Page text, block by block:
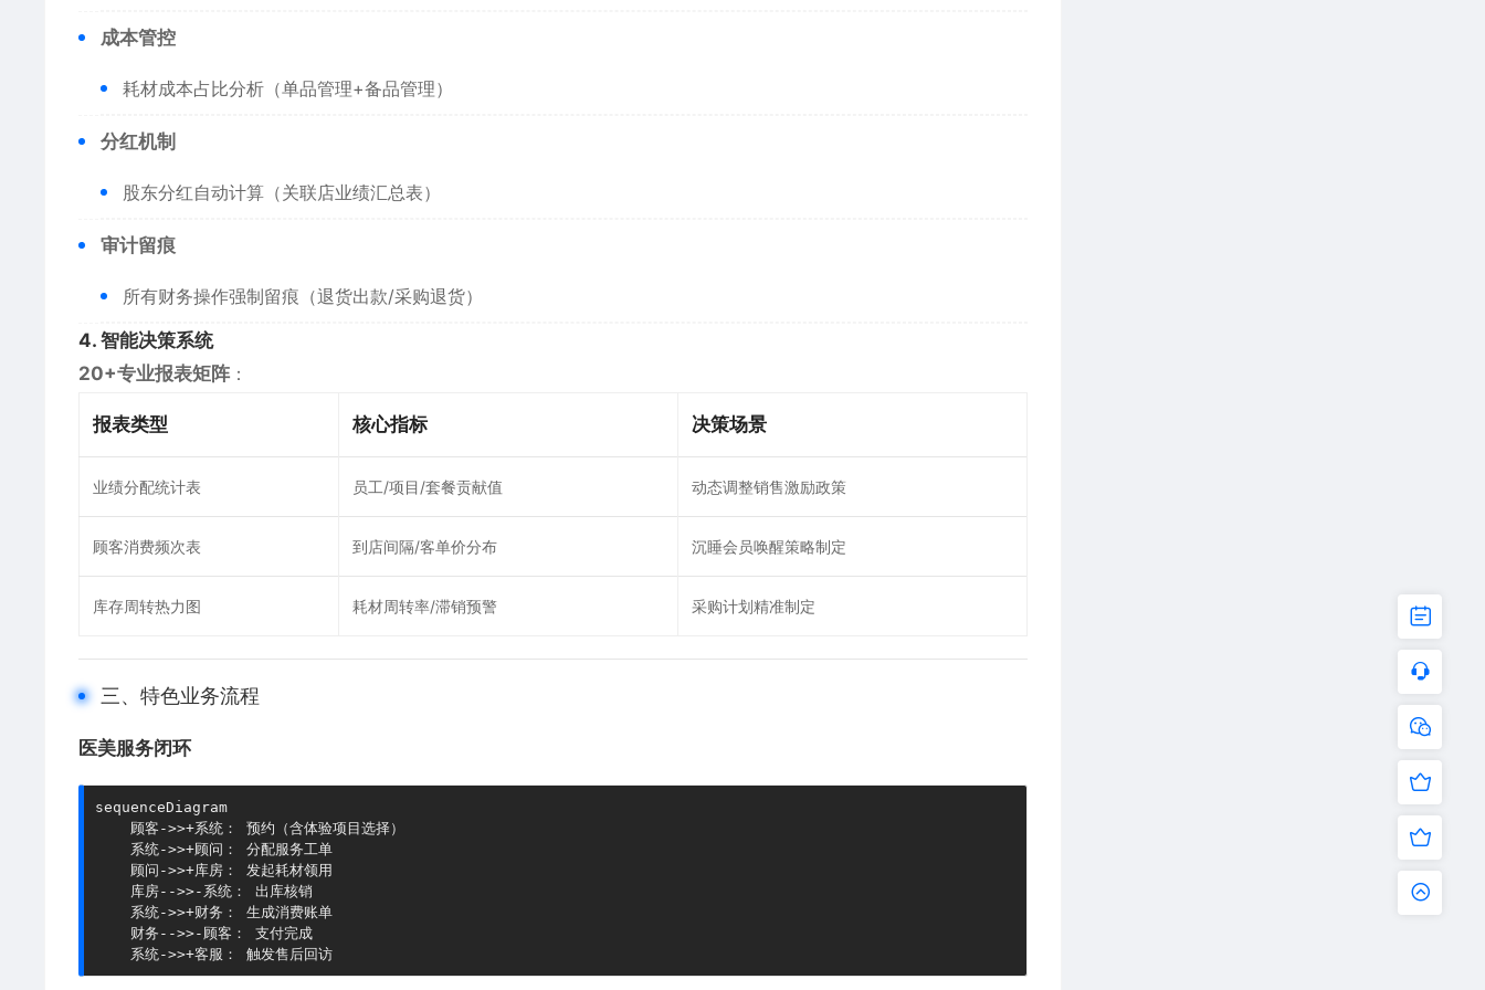
​成本管控​
耗材成本占比分析（单品管理+备品管理）
​分红机制​
股东分红自动计算（关联店业绩汇总表）
​审计留痕​
所有财务操作强制留痕（退货出款/采购退货）
​4. 智能决策系统​
​20+专业报表矩阵​ ​：
​报表类型​ ​核心指标​ ​决策场景​
业绩分配统计表 员工/项目/套餐贡献值 动态调整销售激励政策
顾客消费频次表 到店间隔/客单价分布 沉睡会员唤醒策略制定
库存周转热力图 耗材周转率/滞销预警 采购计划精准制定
三、特色业务流程
​医美服务闭环​
sequenceDiagram
    顾客->>+系统： 预约（含体验项目选择）
    系统->>+顾问： 分配服务工单
    顾问->>+库房： 发起耗材领用
    库房-->>-系统： 出库核销
    系统->>+财务： 生成消费账单
    财务-->>-顾客： 支付完成
    系统->>+客服： 触发售后回访